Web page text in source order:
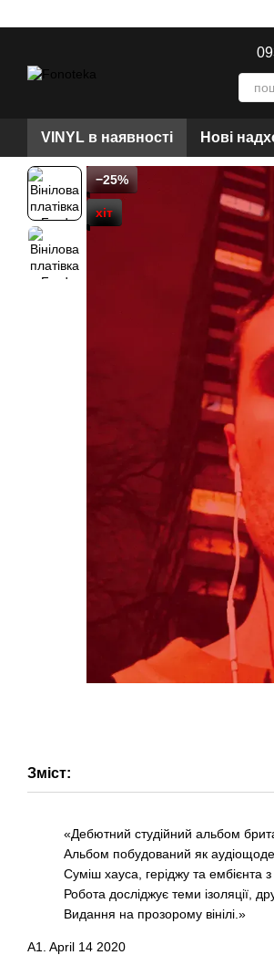
VINYL в наявності Нові
−25%
хіт
Зміст:
«Дебютний студійний альбом
Альбом побудований як
Суміш хауса, геріджу та ембієнта
Робота досліджує теми ізоляції,
Видання на прозорому вінілі.»
A1. April 14 2020